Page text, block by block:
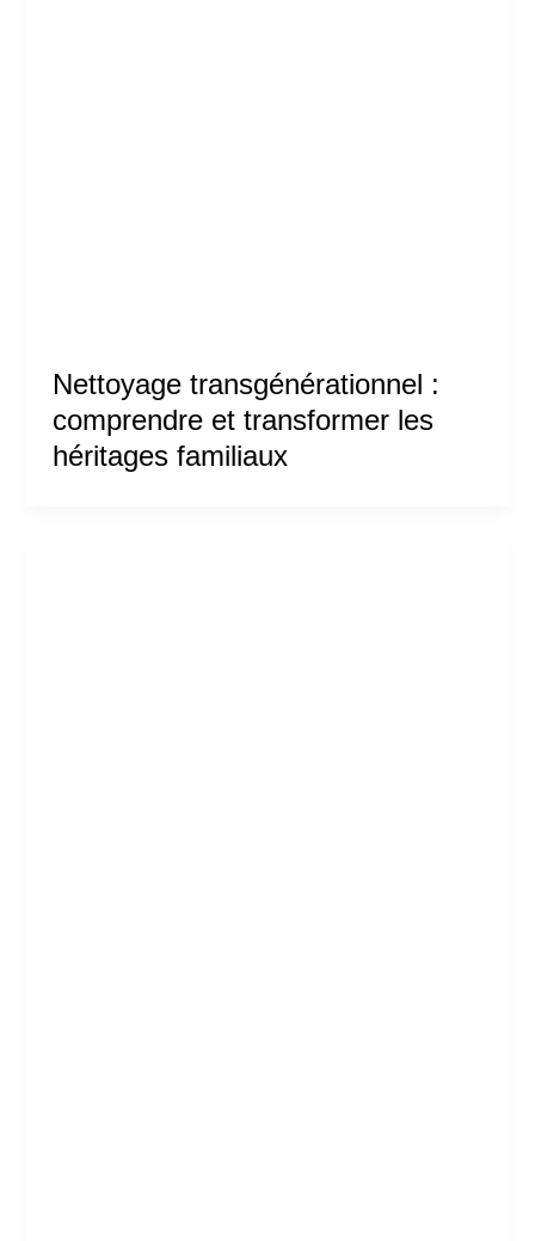
Nettoyage transgénérationnel :
comprendre et transformer les
héritages familiaux